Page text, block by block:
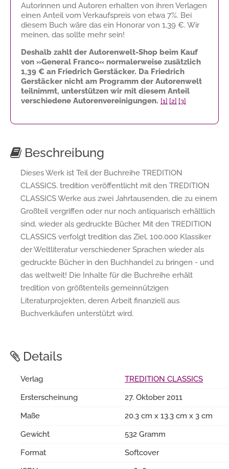
Autorinnen und Autoren erhalten von ihren Verlagen
einen Anteil vom Verkaufspreis von etwa 7%. Bei
diesem Buch wäre das ein Honorar von 1,39 €. Wir
meinen, das sollte mehr sein!
Deshalb zahlt der Autorenwelt-Shop beim Kauf
von »General Franco« normalerweise zusätzlich
1,39 € an Friedrich Gerstäcker. Da Friedrich
Gerstäcker nicht am Programm der Autorenwelt
teilnimmt, unterstützen wir mit diesem Anteil
verschiedene Autorenvereinigungen. [1] [2] [3]
Beschreibung
Dieses Werk ist Teil der Buchreihe TREDITION
CLASSICS. tredition veröffentlicht mit den TREDITION
CLASSICS Werke aus zwei Jahrtausenden, die zu einem
Großteil vergriffen oder nur noch antiquarisch erhältlich
sind, wieder als gedruckte Bücher. Mit den TREDITION
CLASSICS verfolgt tredition das Ziel, 100.000 Klassiker
der Weltliteratur verschiedener Sprachen wieder als
gedruckte Bücher in den Buchhandel zu bringen - und
das weltweit! Die Inhalte für die Buchreihe erhält
tredition von größtenteils gemeinnützigen
Literaturprojekten, deren Arbeit finanziell aus
Buchverkäufen unterstützt wird.
Details
Verlag
TREDITION CLASSICS
Ersterscheinung
27. Oktober 2011
Maße
20.3 cm x 13.3 cm x 3 cm
Gewicht
532 Gramm
Format
Softcover